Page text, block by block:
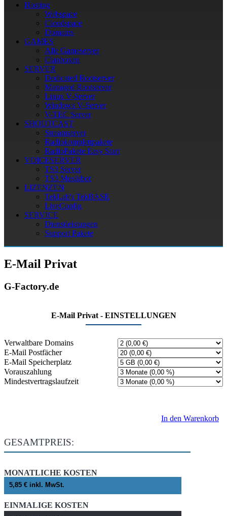
Hosting
Webspace
Cloudspace
Domains
GAMES
Alle Gameserver
Clanboxen
SERVER
Dedicated Rootserver
Managed Rootserver
Linux V-Server
Windows V-Server
V-TEC Server
SHOUTCAST
Streamserver
Radiokomplettpakete
RadioPakete Easy Start
VOICESERVER
TS3 Server
TS3 Musikbot
LIZENZEN
TekLab's TekBASE
LiveConfig
SERVICE
Dienstleistungen
Support Pakete
E-Mail Privat
G-Factory.de
E-Mail Privat - EINSTELLUNGEN
Verwaltbare Domains
E-Mail Postfächer
E-Mail Speicherplatz
Vorauszahlung
Mindestvertragslaufzeit
In den Warenkorb
GESAMTPREIS:
MONATLICHE KOSTEN
EINMALIGE KOSTEN